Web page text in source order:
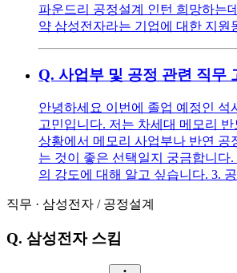
파운드리 공정설계 인턴 희망하는
약 삼성전자라는 기업에 대한 지
Q. 사업부 및 공정 관련 직무
안녕하세요 이번에 졸업 예정인 석
고민입니다. 저는 차세대 메모리
상황에서 메모리 사업부나 반연
는 것이 좋은 선택일지 궁금합니다
의 강도에 대해 알고 싶습니다. 3.
직무 · 삼성전자 / 공정설계
Q. 삼성전자 스킴